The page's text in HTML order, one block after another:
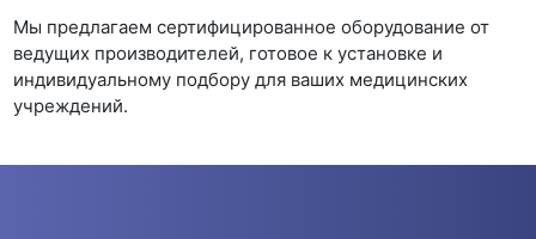
Мы предлагаем сертифицированное оборудование от
ведущих производителей, готовое к установке и
индивидуальному подбору для ваших медицинских
учреждений.